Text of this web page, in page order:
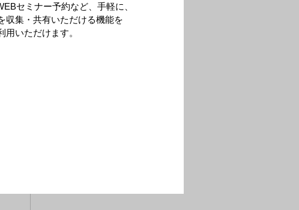
セミナー予約など、手軽に、
収集・共有いただける機能を
用いただけます。